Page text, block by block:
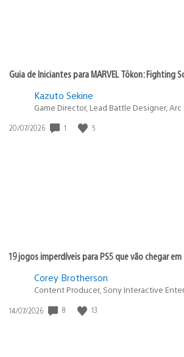
Guia de Iniciantes para MARVEL Tōkon: Fighting
Kazuto Sekine
Game Director, Lead Battle Designer, Arc
Data
20/07/2026 1 5
19 jogos imperdíveis para PS5 que vão chegar em
Corey Brotherson
Content Producer, Sony Interactive
Data
14/07/2026 8 13